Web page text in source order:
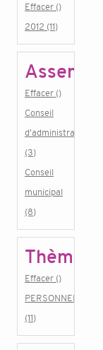
Effacer ()
2012 (11)
Effacer ()
Conseil
d'administration
(3)
Conseil
municipal
(8)
Thème
Effacer ()
PERSONNEL
(11)